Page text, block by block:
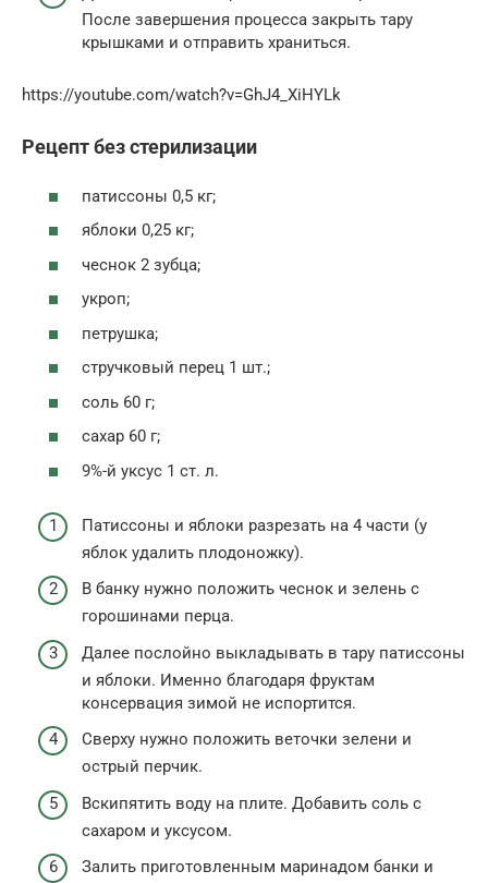
После завершения процесса закрыть тару
крышками и отправить храниться.
https://youtube.com/watch?v=GhJ4_XiHYLk
Рецепт без стерилизации
патиссоны 0,5 кг;
яблоки 0,25 кг;
чеснок 2 зубца;
укроп;
петрушка;
стручковый перец 1 шт.;
соль 60 г;
сахар 60 г;
9%-й уксус 1 ст. л.
Патиссоны и яблоки разрезать на 4 части (у
яблок удалить плодоножку).
В банку нужно положить чеснок и зелень с
горошинами перца.
Далее послойно выкладывать в тару патиссоны
и яблоки. Именно благодаря фруктам
консервация зимой не испортится.
Сверху нужно положить веточки зелени и
острый перчик.
Вскипятить воду на плите. Добавить соль с
сахаром и уксусом.
Залить приготовленным маринадом банки и